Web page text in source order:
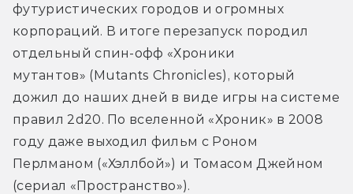
футуристических городов и огромных
корпораций. В итоге перезапуск породил
отдельный спин-офф «Хроники
мутантов» (Mutants Chronicles), который
дожил до наших дней в виде игры на системе
правил 2d20. По вселенной «Хроник» в 2008
году даже выходил фильм с Роном
Перлманом («Хэллбой») и Томасом Джейном
(сериал «Пространство»).